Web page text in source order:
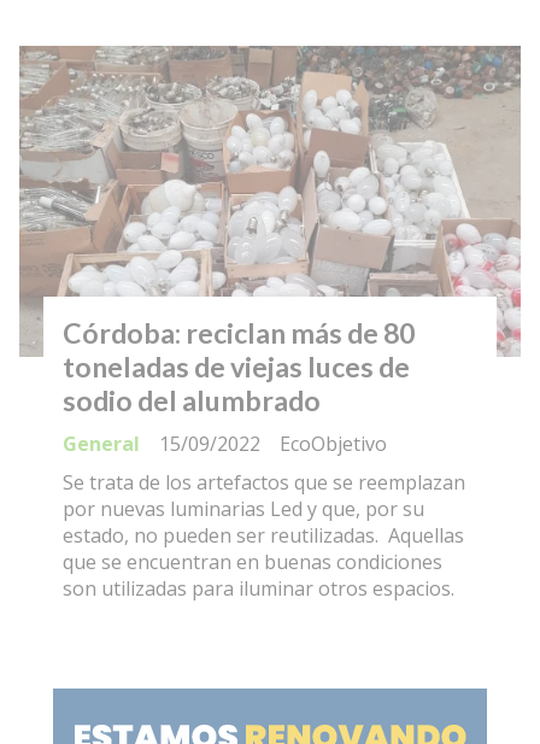
Córdoba: reciclan más de 80
toneladas de viejas luces de
sodio del alumbrado
EcoObjetivo
General
15/09/2022
Se trata de los artefactos que se reemplazan
por nuevas luminarias Led y que, por su
estado, no pueden ser reutilizadas. Aquellas
que se encuentran en buenas condiciones
son utilizadas para iluminar otros espacios.